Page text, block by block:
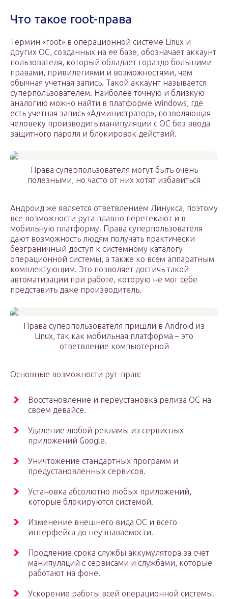
Что такое root-права
Термин «root» в операционной системе Linux и
других ОС, созданных на ее базе, обозначает аккаунт
пользователя, который обладает гораздо большими
правами, привилегиями и возможностями, чем
обычная учетная запись. Такой аккаунт называется
суперпользователем. Наиболее точную и близкую
аналогию можно найти в платформе Windows, где
есть учетная запись «Администратор», позволяющая
человеку производить манипуляции с ОС без ввода
защитного пароля и блокировок действий.
Права суперпользователя могут быть очень
полезными, но часто от них хотят избавиться
Андроид же является ответвлением Линукса, поэтому
все возможности рута плавно перетекают и в
мобильную платформу. Права суперпользователя
дают возможность людям получать практически
безграничный доступ к системному каталогу
операционной системы, а также ко всем аппаратным
комплектующим. Это позволяет достичь такой
автоматизации при работе, которую не мог себе
представить даже производитель.
Права суперпользователя пришли в Android из
Linux, так как мобильная платформа – это
ответвление компьютерной
Основные возможности рут-прав:
Восстановление и переустановка релиза ОС на
своем девайсе.
Удаление любой рекламы из сервисных
приложений Google.
Уничтожение стандартных программ и
предустановленных сервисов.
Установка абсолютно любых приложений,
которые блокируются системой.
Изменение внешнего вида ОС и всего
интерфейса до неузнаваемости.
Продление срока службы аккумулятора за счет
манипуляций с сервисами и службами, которые
работают на фоне.
Ускорение работы всей операционной системы.